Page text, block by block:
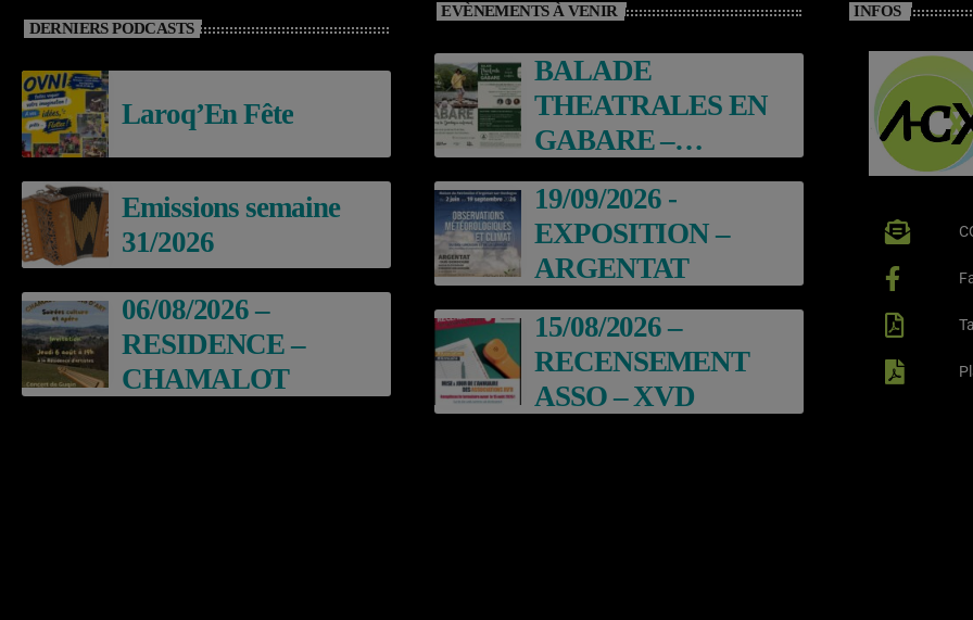
DERNIERS PODCASTS
Laroq’En Fête
Emissions semaine
31/2026
06/08/2026 –
RESIDENCE –
CHAMALOT
EVÈNEMENTS À VENIR
BALADE
THEATRALES EN
GABARE –
ARGENTAT
19/09/2026 -
EXPOSITION –
ARGENTAT
15/08/2026 –
RECENSEMENT
ASSO – XVD
INFOS